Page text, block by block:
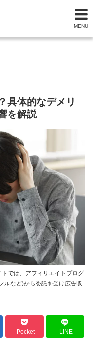
MENU
具体的なデメリ
を解説
では、アフィリエイトプログ
ルなど)から委託を受け広告収
Pocket LINE